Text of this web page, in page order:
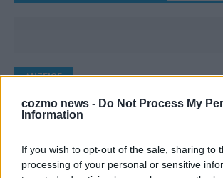
cozmo news - Do Not Process My
Information
If you wish to opt-out of the sale, sharing to
processing of your personal or sensitive
ANZEIGE